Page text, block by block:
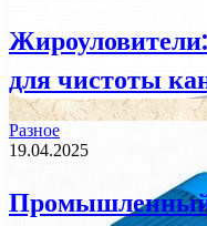
для чистоты
Разное
19.04.2025
Промышленный